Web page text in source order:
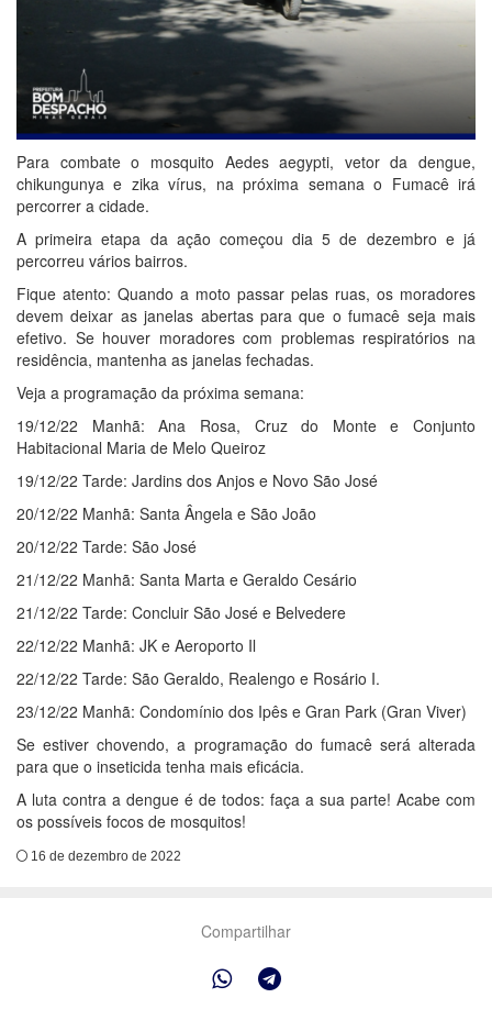
Para combate o mosquito Aedes aegypti, vetor da dengue,
chikungunya e zika vírus, na próxima semana o Fumacê irá
percorrer a cidade.
A primeira etapa da ação começou dia 5 de dezembro e já
percorreu vários bairros.
Fique atento: Quando a moto passar pelas ruas, os moradores
devem deixar as janelas abertas para que o fumacê seja mais
efetivo. Se houver moradores com problemas respiratórios na
residência, mantenha as janelas fechadas.
Veja a programação da próxima semana:
19/12/22 Manhã: Ana Rosa, Cruz do Monte e Conjunto
Habitacional Maria de Melo Queiroz
19/12/22 Tarde: Jardins dos Anjos e Novo São José
20/12/22 Manhã: Santa Ângela e São João
20/12/22 Tarde: São José
21/12/22 Manhã: Santa Marta e Geraldo Cesário
21/12/22 Tarde: Concluir São José e Belvedere
22/12/22 Manhã: JK e Aeroporto Il
22/12/22 Tarde: São Geraldo, Realengo e Rosário I.
23/12/22 Manhã: Condomínio dos Ipês e Gran Park (Gran Viver)
Se estiver chovendo, a programação do fumacê será alterada
para que o inseticida tenha mais eficácia.
A luta contra a dengue é de todos: faça a sua parte! Acabe com
os possíveis focos de mosquitos!
16 de dezembro de 2022
Compartilhar